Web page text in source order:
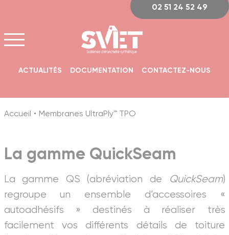
ACTUALITÉS DOCUMENTATION CONTACTEZ-NOUS
02 51 24 52 49
Accueil Membranes UltraPly™ TPO
La gamme QuickSeam
La gamme QS (abréviation de QuickSeam)
regroupe un ensemble d’accessoires «
autoadhésifs » destinés à réaliser très
facilement vos différents détails de toiture